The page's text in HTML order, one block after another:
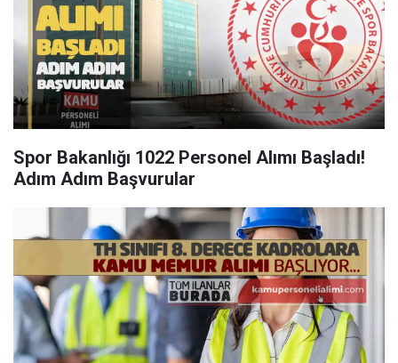
Spor Bakanlığı 1022 Personel Alımı Başladı!
Adım Adım Başvurular